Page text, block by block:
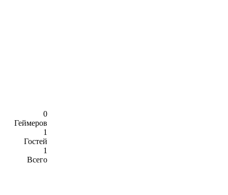
0
Геймеров
1
Гостей
1
Всего